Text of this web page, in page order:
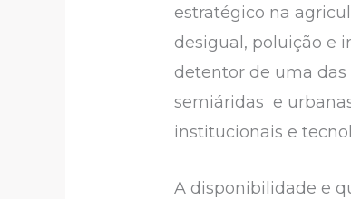
estratégico na
desigual, poluição e
detentor de uma
semiáridas e
institucionais e
A disponibilidade e